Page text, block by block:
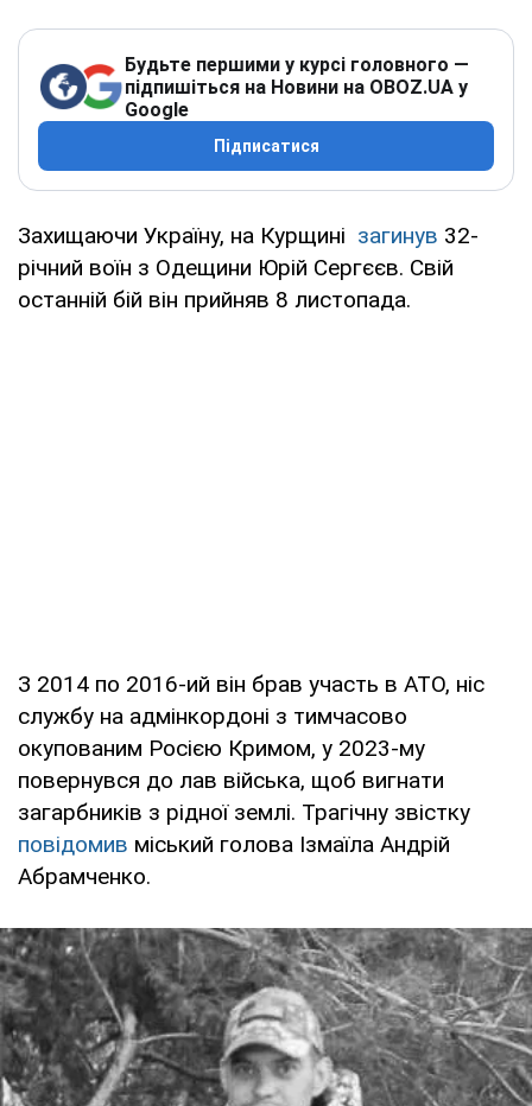
Будьте першими у курсі головного —
підпишіться на Новини на OBOZ.UA у
Google
Підписатися
Захищаючи Україну, на Курщині загинув 32-
річний воїн з Одещини Юрій Сергєєв. Свій
останній бій він прийняв 8 листопада.
З 2014 по 2016-ий він брав участь в АТО, ніс
службу на адмінкордоні з тимчасово
окупованим Росією Кримом, у 2023-му
повернувся до лав війська, щоб вигнати
загарбників з рідної землі. Трагічну звістку
повідомив міський голова Ізмаїла Андрій
Абрамченко.